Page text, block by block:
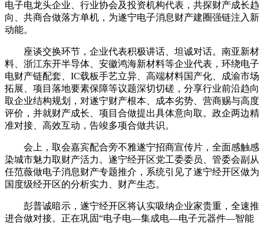
电子电龙头企业、行业协会及投资机构代表，共探财产成长趋
向、共商合做落方单机，为遂宁电子消息财产建圈强链注入新
动能。
座谈交换环节，企业代表积极讲话、坦诚对话。南亚新材
料、浙江东开半导体、安徽鸿海新材料等企业代表，环绕电子
电财产链配套、IC载板手艺立异、高端材料国产化、成渝市场
拓展、项目落地要素保障等议题深切切磋，分享行业前沿趋向
取企业结构规划，对遂宁财产根本、成本劣势、营商赐与高度
评价，并就财产成长、项目合做提出具体意向取。政企两边精
准对接、高效互动，告竣多项合做共识。
会上，取会嘉宾配合旁不雅遂宁招商宣传片，全面感触感
染城市魅力取财产活力。遂宁经开区党工委委员、管委会副从
任范薇做电子消息财产专题推介，系统引见了遂宁经开区做为
国度级经开区的分析实力、财产生态。
彭普诚暗示，遂宁经开区将认实吸纳企业家贵重，全速推
进合做对接。正在巩固“电子电—集成电—电子元器件—智能